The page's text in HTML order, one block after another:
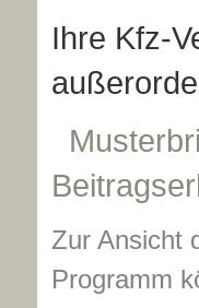
Ihre Kfz-
Zur Ansicht
Programm